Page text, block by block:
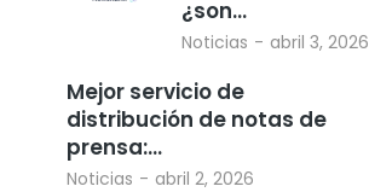
¿son…
Noticias abril 3, 2026
Mejor servicio de
distribución de notas de
prensa:…
Noticias abril 2, 2026